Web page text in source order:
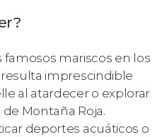
mariscos en los
imprescindible
al atardecer o explorar
Montaña Roja.
deportes acuáticos o